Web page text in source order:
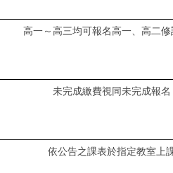
高一～高三均可報名高一、高二修
未完成繳費視同未完成報名
依公告之課表於指定教室上